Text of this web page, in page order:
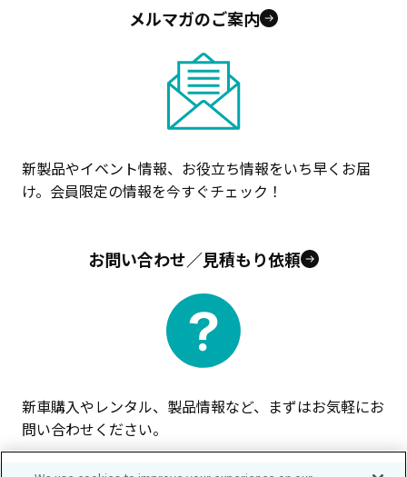
メルマガのご案内
新製品やイベント情報、お役立ち情報をいち早くお届
け。会員限定の情報を今すぐチェック！
お問い合わせ／見積もり依頼
新車購入やレンタル、製品情報など、まずはお気軽にお
問い合わせください。